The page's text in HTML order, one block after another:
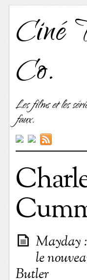
Ciné
Co.
Les films et les
faux.
Mayday
le
Butler